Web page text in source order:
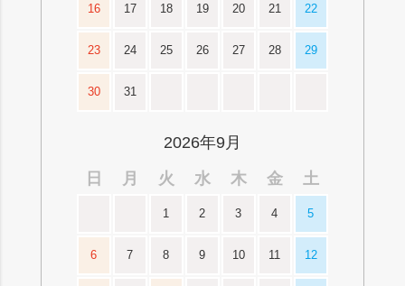
16 17 18 19 20 21 22
23 24 25 26 27 28 29
30 31
2026年9月
日
月 火 水 木 金 土
1 2 3 4 5
6 7 8 9 10 11 12